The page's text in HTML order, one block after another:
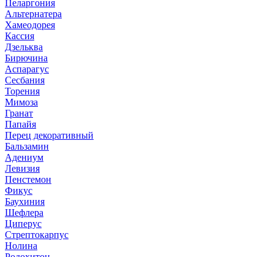
Пеларгония
Альтернатера
Хамеодорея
Кассия
Дзельква
Бирючина
Аспарагус
Сесбания
Торения
Мимоза
Гранат
Папайя
Перец декоративный
Бальзамин
Адениум
Левизия
Пенстемон
Фикус
Баухиния
Шефлера
Циперус
Стрептокарпус
Нолина